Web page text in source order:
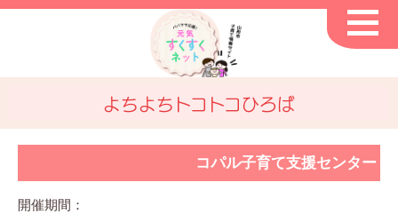
よちよちトコトコひろば
コパル子育て支援センター
開催期間：